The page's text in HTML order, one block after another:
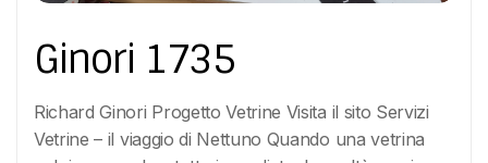
Ginori 1735
Richard Ginori Progetto Vetrine Visita il sito Servizi
Vetrine – il viaggio di Nettuno Quando una vetrina